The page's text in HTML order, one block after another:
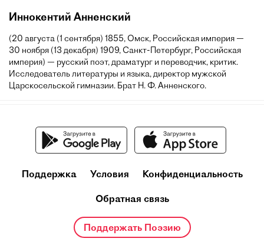
Иннокентий Анненский
(20 августа (1 сентября) 1855, Омск, Российская империя —
30 ноября (13 декабря) 1909, Санкт-Петербург, Российская
империя) — русский поэт, драматург и переводчик, критик.
Исследователь литературы и языка, директор мужской
Царскосельской гимназии. Брат Н. Ф. Анненского.
Поддержка Условия Конфиденциальность
Обратная связь
Поддержать Поэзию